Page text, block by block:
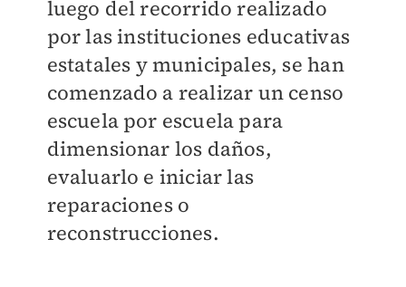
luego del recorrido realizado
por las instituciones educativas
estatales y municipales, se han
comenzado a realizar un censo
escuela por escuela para
dimensionar los daños,
evaluarlo e iniciar las
reparaciones o
reconstrucciones.